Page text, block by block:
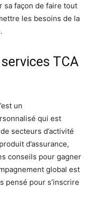
sa façon de faire tout
les besoins de la
TCA
un
qui est
secteurs d’activité
d’assurance,
conseils pour gagner
global est
pensé pour s’inscrire